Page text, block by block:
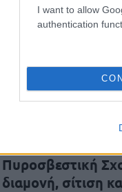
I want to allow
authentication
Βάλε το
Δημοφιλείς
Πυροσβεστική
διαμονή, σίτιση